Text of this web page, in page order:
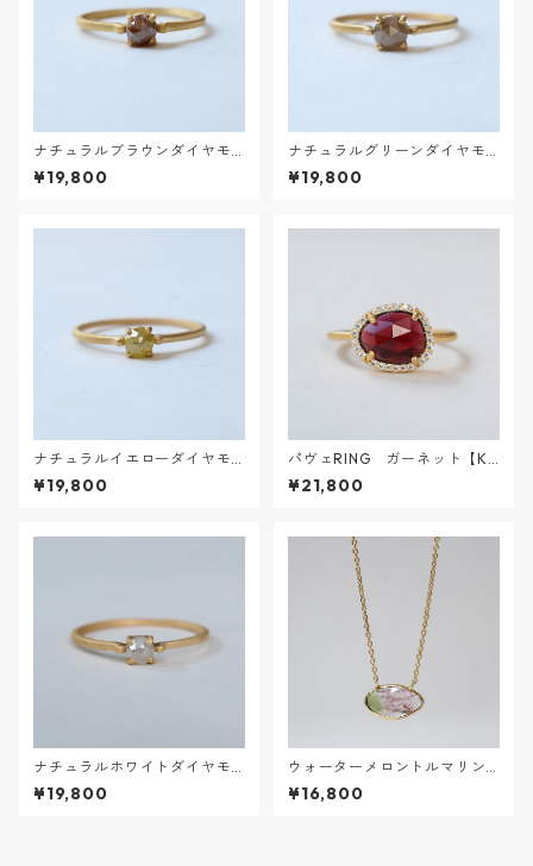
ナチュラルブラウンダイヤモ
ンドRING【K18VERMEIL】
¥19,800
ナチュラルグリーンダイヤモ
ンドRING【K18VERMEIL】
¥19,800
ナチュラルイエローダイヤモ
ンドRING【K18VERMEIL】
¥19,800
パヴェRING ガーネット【K1
8VERMEIL】
¥21,800
ナチュラルホワイトダイヤモ
ンドRING【K18VERMEIL】
¥19,800
ウォーターメロントルマリンN
ECKLACE【K18VERMEIL】
¥16,800